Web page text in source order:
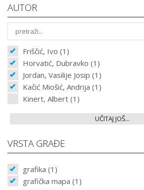
AUTOR
Friščić, Ivo (1)
Horvatić, Dubravko (1)
Jordan, Vasilije Josip (1)
Kačić Miošić, Andrija (1)
Kinert, Albert (1)
UČITAJ JOŠ...
VRSTA GRAĐE
grafika (1)
grafička mapa (1)